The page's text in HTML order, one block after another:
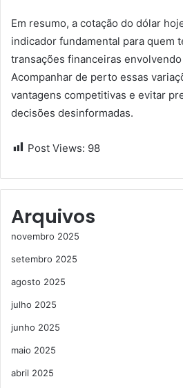
Em resumo, a cotação do dólar
indicador fundamental para quem
transações financeiras
Acompanhar de perto essas
vantagens competitivas e evitar
decisões desinformadas.
Post Views: 98
Arquivos
novembro 2025
setembro 2025
agosto 2025
julho 2025
junho 2025
maio 2025
abril 2025